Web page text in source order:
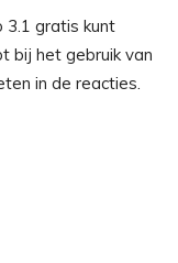
3.1 gratis kunt
bij het gebruik van
in de reacties.